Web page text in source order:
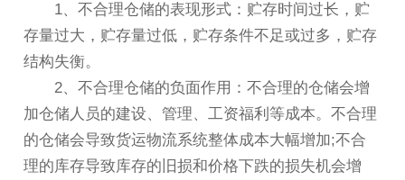
1、不合理仓储的表现形式：贮存时间过长，贮
存量过大，贮存量过低，贮存条件不足或过多，贮存
结构失衡。
2、不合理仓储的负面作用：不合理的仓储会增
加仓储人员的建设、管理、工资福利等成本。不合理
的仓储会导致货运物流系统整体成本大幅增加;不合
理的库存导致库存的旧损和价格下跌的损失机会增